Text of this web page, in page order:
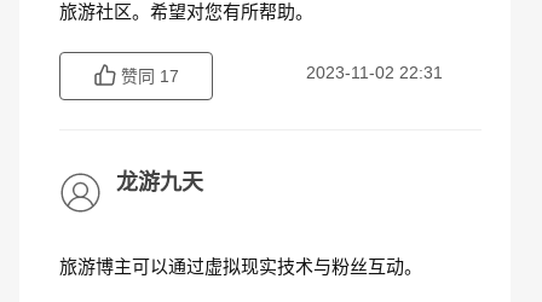
旅游社区。希望对您有所帮助。
赞同 17 2023-11-02 22:31
龙游九天
旅游博主可以通过虚拟现实技术与粉丝互动。